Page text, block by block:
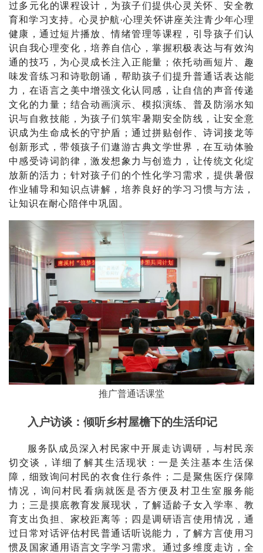
过多元化的课程设计，为孩子们提供心灵关怀、安全教
育和学习支持。心灵护航·心理关怀讲座关注青少年心理
健康，通过短片播放 、情绪管理等课程，引导孩子们认
识自我心理变化，培养自信心，掌握积极表达与有效沟
通的技巧，为心灵成长注入正能量 ；依托动画短片
趣
味发音练习和诗歌朗诵， 帮助孩子们提升普通话表达能
力，在语言之美中增强文化认同感，让自信的声音传递
文化的力量； 结合动画演示、模拟演练
普及防溺水知
识与自救技能，为孩子们筑牢暑期安全防线，让安全意
识成为生命成长的守护盾 ； 通过拼贴创作、诗词接龙等
创新形式，带领孩子们遨游古典文学世界，在互动体验
中感受诗词韵律，激发想象力与创造力，让传统文化绽
放新的活力 ；针对孩子们的个性化学习需求，提供暑假
作业辅导和知识点讲解，培养良好的学习习惯与方法，
让知识在耐心陪伴中巩固。
推广普通话课堂
入户访谈：倾听乡村屋檐下的生活印记
服务队成员深入村民家中开展走访调研，与村民亲
切交谈，详细了解其生活现状：一是关注基本生活保
障，细致询问村民的衣食住行条件；二是聚焦医疗保障
情况，询问村民看病就医是否方便及村卫生室服务能
力；三是摸底教育发展现状，了解适龄子女入学率、教
育支出负担、家校距离等 ；四是调研语言使用情况，通
过日常对话评估村民普通话听说能力，了解方言使用习
惯及国家通用语言文字学习需求。通过多维度走访，全